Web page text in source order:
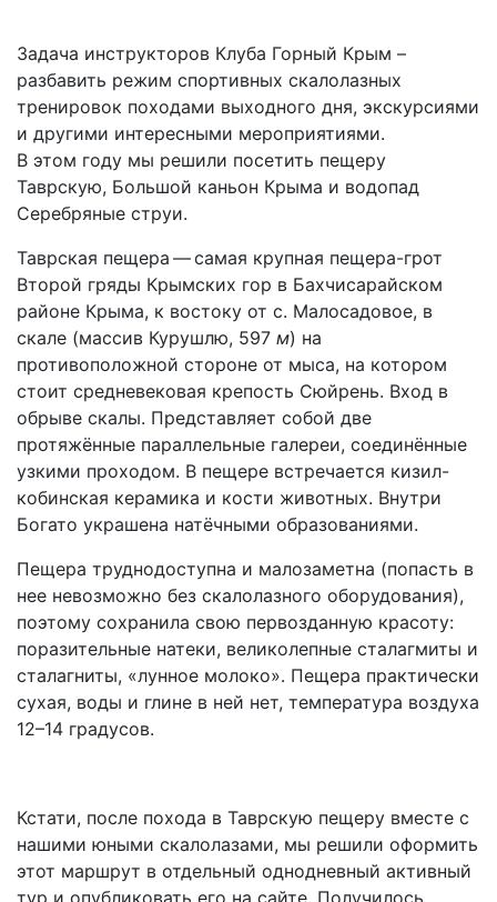
Задача инструкторов Клуба Горный Крым –
разбавить режим спортивных скалолазных
тренировок походами выходного дня, экскурсиями
и другими интересными мероприятиями.
В этом году мы решили посетить пещеру
Таврскую, Большой каньон Крыма и водопад
Серебряные струи.
Таврская пещера — самая крупная пещера-грот
Второй гряды Крымских гор в Бахчисарайском
районе Крыма, к востоку от с. Малосадовое, в
скале (массив Курушлю, 597 м) на
противоположной стороне от мыса, на котором
стоит средневековая крепость Сюйрень. Вход в
обрыве скалы. Представляет собой две
протяжённые параллельные галереи, соединённые
узкими проходом. В пещере встречается кизил-
кобинская керамика и кости животных. Внутри
Богато украшена натёчными образованиями.
Пещера труднодоступна и малозаметна (попасть в
нее невозможно без скалолазного оборудования),
поэтому сохранила свою первозданную красоту:
поразительные натеки, великолепные сталагмиты и
сталагниты, «лунное молоко». Пещера практически
сухая, воды и глине в ней нет, температура воздуха
12–14 градусов.
Кстати, после похода в Таврскую пещеру вместе с
нашими юными скалолазами, мы решили оформить
этот маршрут в отдельный однодневный активный
тур и опубликовать его на сайте. Получилось